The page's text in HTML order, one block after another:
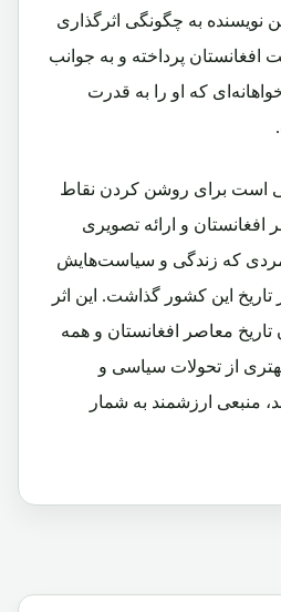
نویسنده به چگونگی اثرگذاری
پرداخته و به جوانب
که او را به قدرت
است برای روشن کردن نقاط
افغانستان و ارائه تصویری
مردی که زندگی و سیاست‌هایش
تاریخ این کشور گذاشت. این اثر
معاصر افغانستان و همه
از تحولات سیاسی و
منبعی ارزشمند به شمار